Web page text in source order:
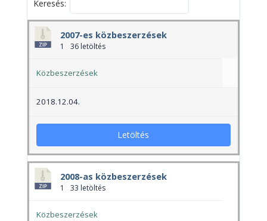
Keresés:
2007-es közbeszerzések
1 36 letöltés
Közbeszerzések
2018.12.04.
Letöltés
2008-as közbeszerzések
1 33 letöltés
Közbeszerzések